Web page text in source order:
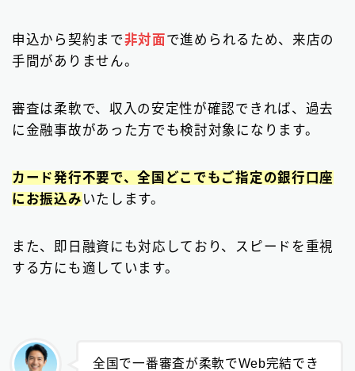
申込から契約まで非対面で進められるため、来店の
手間がありません。
審査は柔軟で、収入の安定性が確認できれば、過去
に金融事故があった方でも検討対象になります。
カード発行不要で、全国どこでもご指定の銀行口座
にお振込み いたします。
また、即日融資にも対応しており、スピードを重視
する方にも適しています。
全国で一番審査が柔軟でWeb完結でき